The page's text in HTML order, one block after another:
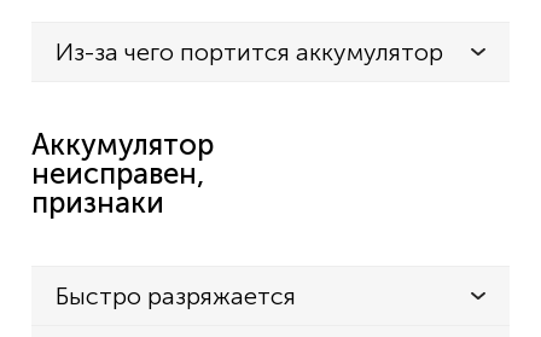
Из-за чего портится аккумулятор
Аккумулятор
неисправен,
признаки
Быстро разряжается